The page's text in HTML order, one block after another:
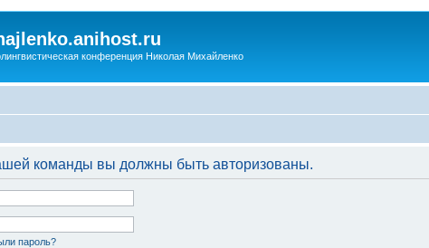
конференция Николая Михайленко
команды вы должны быть авторизованы.
пароль?